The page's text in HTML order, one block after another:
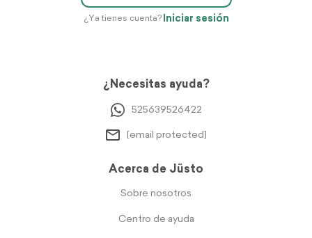
¿Ya tienes cuenta? Iniciar sesión
¿Necesitas ayuda?
525639526422
[email protected]
Acerca de Jüsto
Sobre nosotros
Centro de ayuda